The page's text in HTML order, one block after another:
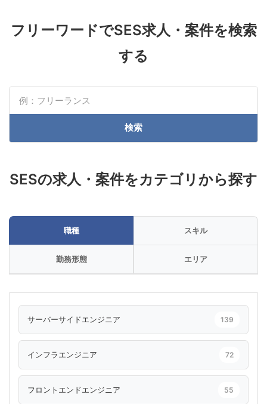
フリーワードでSES求人・案件を検索
する
検索
SESの求人・案件をカテゴリから探す
職種 スキル
勤務形態 エリア
サーバーサイドエンジニア 139
インフラエンジニア 72
フロントエンドエンジニア 55